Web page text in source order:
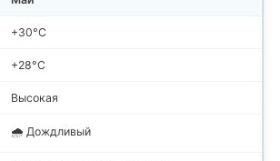
+30°C
+28°C
Высокая
🌧️ Дождливый